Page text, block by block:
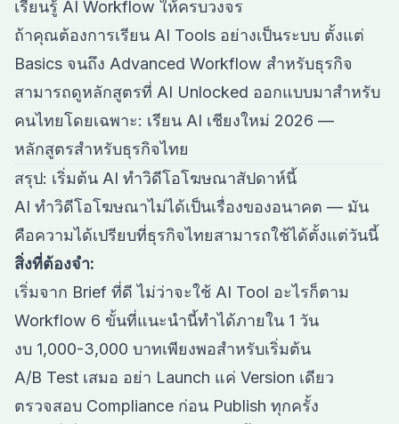
เรียนรู้ AI Workflow ให้ครบวงจร
ถ้าคุณต้องการเรียน AI Tools อย่างเป็นระบบ ตั้งแต่
Basics จนถึง Advanced Workflow สำหรับธุรกิจ
สามารถดูหลักสูตรที่ AI Unlocked ออกแบบมาสำหรับ
คนไทยโดยเฉพาะ: เรียน AI เชียงใหม่ 2026 —
หลักสูตรสำหรับธุรกิจไทย
สรุป: เริ่มต้น AI ทำวิดีโอโฆษณาสัปดาห์นี้
AI ทำวิดีโอโฆษณาไม่ได้เป็นเรื่องของอนาคต — มัน
คือความได้เปรียบที่ธุรกิจไทยสามารถใช้ได้ตั้งแต่วันนี้
สิ่งที่ต้องจำ:
เริ่มจาก Brief ที่ดี ไม่ว่าจะใช้ AI Tool อะไรก็ตาม
Workflow 6 ขั้นที่แนะนำนี้ทำได้ภายใน 1 วัน
งบ 1,000-3,000 บาทเพียงพอสำหรับเริ่มต้น
A/B Test เสมอ อย่า Launch แค่ Version เดียว
ตรวจสอบ Compliance ก่อน Publish ทุกครั้ง